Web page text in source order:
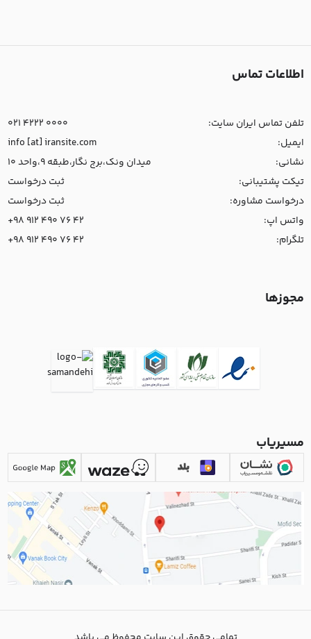
اطلاعات تماس
تلفن تماس ایران سایت:
021 4222 0000
ایمیل:
info [at] iransite.com
نشانی:
میدان ونک،برج نگار،طبقه 9،واحد 10
تیکت پشتیبانی:
ثبت درخواست
درخواست مشاوره:
ثبت درخواست
واتس اپ:
+98 912 490 76 42
تلگرام:
+98 912 490 76 42
مجوزها
مسیریاب